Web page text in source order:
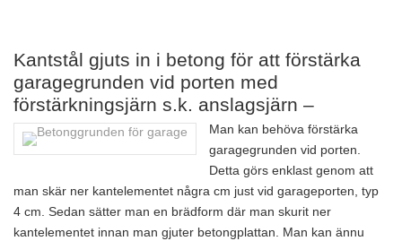
Kantstål gjuts in i betong för att förstärka
garagegrunden vid porten med
förstärkningsjärn s.k. anslagsjärn –
Man kan behöva förstärka
garagegrunden vid porten.
Detta görs enklast genom att
man skär ner kantelementet några cm just vid garageporten, typ
4 cm. Sedan sätter man en brädform där man skurit ner
kantelementet innan man gjuter betongplattan. Man kan ännu